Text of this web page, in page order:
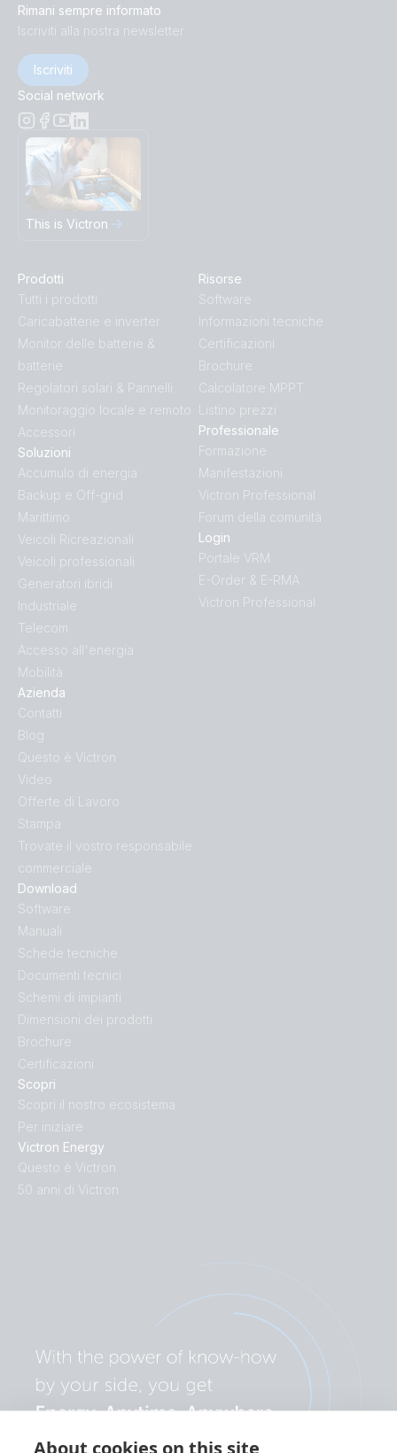
About cookies on this site
Rimani sempre informato
Iscriviti alla nostra newsletter
Iscriviti
Social network
This is Victron
Prodotti
Tutti i prodotti
Caricabatterie e inverter
Monitor delle batterie &
batterie
Regolatori solari & Pannelli
Monitoraggio locale e remoto
Accessori
Scopri
Scopri il nostro ecosistema
Per iniziare
Victron Energy
Questo è Victron
50 anni di Victron
Download
Software
Manuali
Schede tecniche
Documenti tecnici
Schemi di impianti
Dimensioni dei prodotti
Brochure
Certificazioni
Soluzioni
Accumulo di energia
Backup e Off-grid
Marittimo
Veicoli Ricreazionali
Veicoli professionali
Generatori ibridi
Industriale
Telecom
Accesso all'energia
Mobilità
Azienda
Contatti
Blog
Questo è Victron
Video
Offerte di Lavoro
Stampa
Trovate il vostro responsabile
commerciale
Risorse
Software
Informazioni tecniche
Certificazioni
Brochure
Calcolatore MPPT
Listino prezzi
Professionale
Formazione
Manifestazioni
Victron Professional
Forum della comunità
Login
Portale VRM
E-Order & E-RMA
Victron Professional